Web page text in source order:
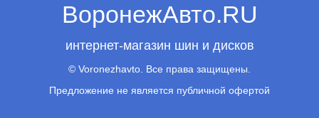
ВоронежАвто.RU
интернет-магазин шин и дисков
© Voronezhavto. Все права защищены.
Предложение не является публичной офертой